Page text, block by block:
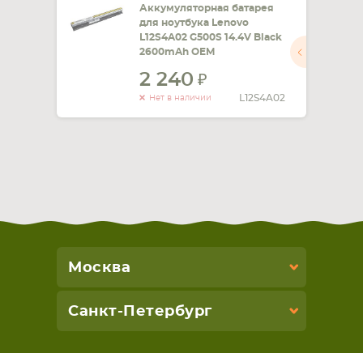
Аккумуляторная батарея
для ноутбука Lenovo
L12S4A02 G500S 14.4V Black
2600mAh OEM
2 240
Нет в наличии L12S4A02
Москва
Санкт-Петербург